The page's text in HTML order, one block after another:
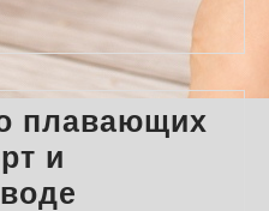
плавающих
и